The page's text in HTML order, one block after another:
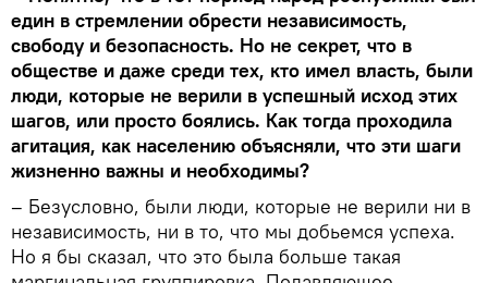
един в стремлении обрести независимость,
свободу и безопасность. Но не секрет, что в
обществе и даже среди тех, кто имел власть, были
люди, которые не верили в успешный исход этих
шагов, или просто боялись. Как тогда проходила
агитация, как населению объясняли, что эти шаги
жизненно важны и необходимы?
– Безусловно, были люди, которые не верили ни в
независимость, ни в то, что мы добьемся успеха.
Но я бы сказал, что это была больше такая